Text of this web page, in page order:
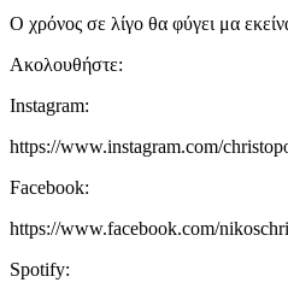
Ο χρόνος σε λίγο θα φύγει μα
Ακολουθήστε:
Instagram:
https://www.instagram.com/
Facebook:
https://www.facebook.com/
Spotify: